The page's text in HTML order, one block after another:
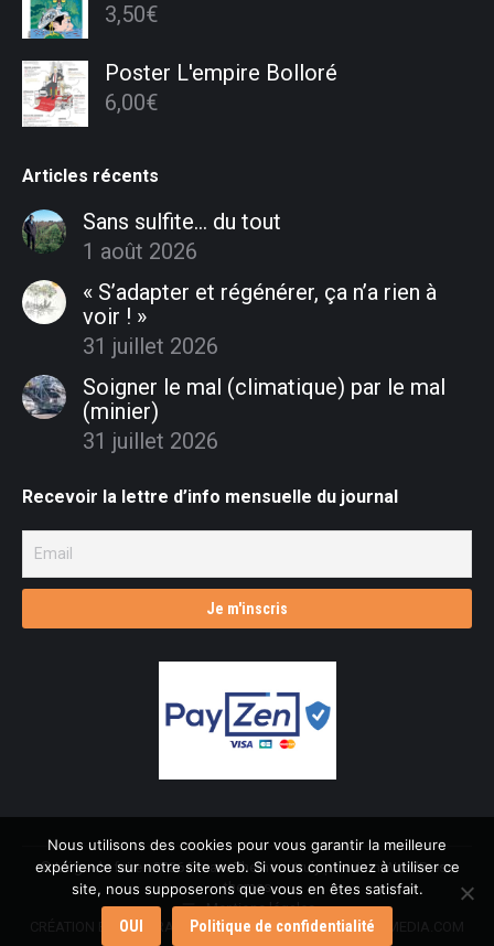
3,50€
Poster L'empire Bolloré
6,00€
Articles récents
Sans sulfite… du tout
1 août 2026
« S’adapter et régénérer, ça n’a rien à
voir ! »
31 juillet 2026
Soigner le mal (climatique) par le mal
(minier)
31 juillet 2026
Recevoir la lettre d’info mensuelle du journal
© L'âge de faire - 2026 Dream-Theme — trulypremium WordPress
themes
Mentions légales
CRÉATION ET INTÉGRATION : L.ROBIN & AGENCE CMULTIMEDIA.COM
Nous utilisons des cookies pour vous garantir la meilleure
expérience sur notre site web. Si vous continuez à utiliser ce
site, nous supposerons que vous en êtes satisfait.
OUI Politique de confidentialité